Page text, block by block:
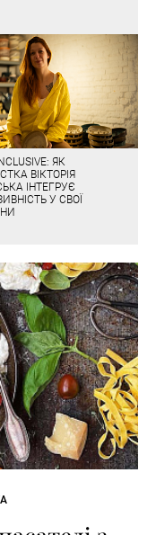
ЯК
ВІКТОРІЯ
ІНТЕГРУЄ
У СВОЇ